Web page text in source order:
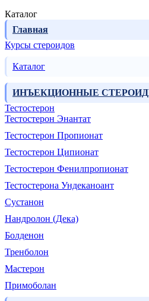
Каталог
Главная
Курсы стероидов
Каталог
ИНЪЕКЦИОННЫЕ
Тестостерон
Тестостерон Энантат
Тестостерон Пропионат
Тестостерон Ципионат
Тестостерон Фенилпропионат
Тестостерона Ундеканоант
Сустанон
Нандролон (Дека)
Болденон
Тренболон
Мастерон
Примоболан